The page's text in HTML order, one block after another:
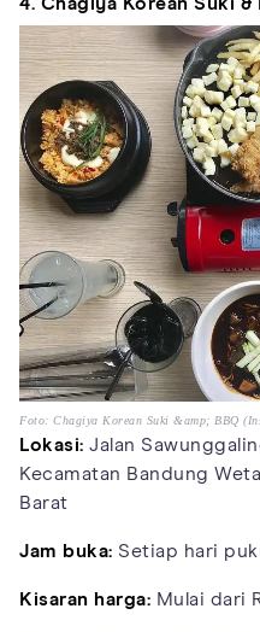
4. Chagiya Korean Suki &
Foto: Chagiya Korean Suki &amp; BBQ
Lokasi: Jalan
Kecamatan Bandung
Barat
Jam buka: Setiap hari
Kisaran harga: Mulai dari